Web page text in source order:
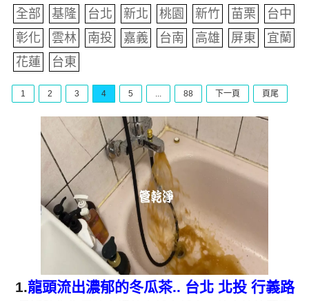
全部 基隆 台北 新北 桃園 新竹 苗栗
台中
彰化
雲林 南投 嘉義 台南 高雄 屏東
宜蘭
花蓮
台東
1 2 3 4 5 ... 88 下一頁 頁尾
1.龍頭流出濃郁的冬瓜茶.. 台北 北投 行義路